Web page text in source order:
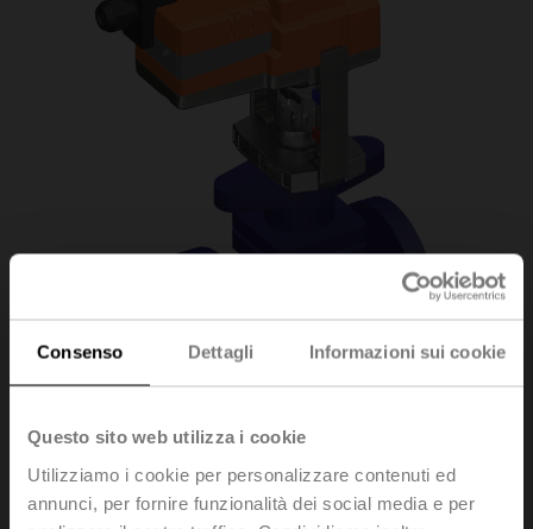
Consenso Dettagli Informazioni sui cookie
Questo sito web utilizza i cookie
Utilizziamo i cookie per personalizzare contenuti ed
annunci, per fornire funzionalità dei social media e per
H6015X1P6-